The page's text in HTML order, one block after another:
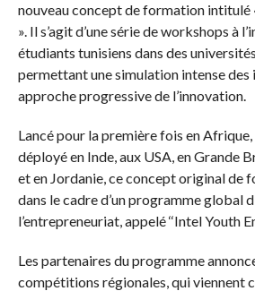
nouveau concept de formation intitulé
». Il s’agit d’une série de workshops à
étudiants tunisiens dans des
permettant une simulation intense des
approche progressive de l’innovation.
Lancé pour la première fois en
déployé en Inde, aux USA, en Grande
et en Jordanie, ce concept original de
dans le cadre d’un programme global
l’entrepreneuriat, appelé ‘‘Intel Youth
Les partenaires du programme
compétitions régionales, qui viennent